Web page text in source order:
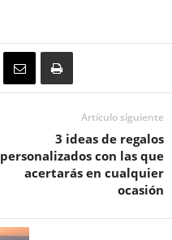
Artículo siguiente
3 ideas de regalos
personalizados con las que
acertarás en cualquier
ocasión